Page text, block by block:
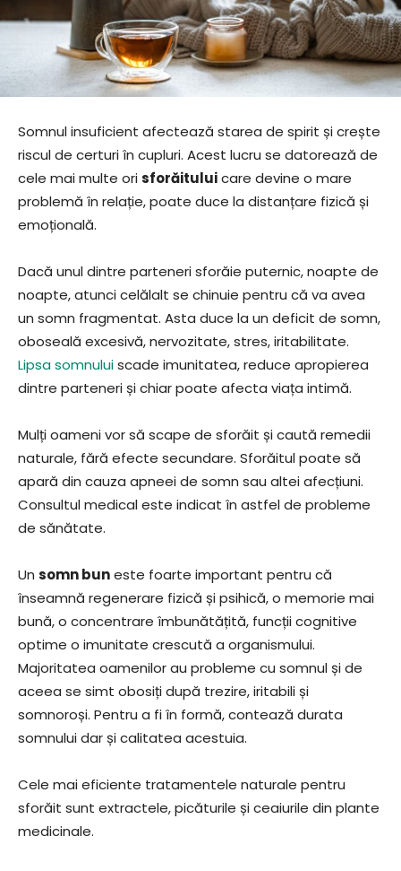
Somnul insuficient afectează starea de spirit și crește
riscul de certuri în cupluri. Acest lucru se datorează de
cele mai multe orisforăituluicare devine o mare
problemă în relație, poate duce la distanțare fizică și
emoțională.
Dacă unul dintre parteneri sforăie puternic, noapte de
noapte, atunci celălalt se chinuie pentru că va avea
un somn fragmentat. Asta duce la un deficit de somn,
oboseală excesivă, nervozitate, stres, iritabilitate.
Lipsa somnuluiscade imunitatea, reduce apropierea
dintre parteneri și chiar poate afecta viața intimă.
Mulți oameni vor să scape de sforăit și caută remedii
naturale, fără efecte secundare. Sforăitul poate să
apară din cauza apneei de somn sau altei afecțiuni.
Consultul medical este indicat în astfel de probleme
de sănătate.
Un somn buneste foarte important pentru că
înseamnă regenerare fizică și psihică, o memorie mai
bună, o concentrare îmbunătățită, funcții cognitive
optime o imunitate crescută a organismului.
Majoritatea oamenilor au probleme cu somnul și de
aceea se simt obosiți după trezire, iritabili și
somnoroși. Pentru a fi în formă, contează durata
somnului dar și calitatea acestuia.
Cele mai eficiente tratamentele naturale pentru
sforăit sunt extractele, picăturile și ceaiurile din plante
medicinale.